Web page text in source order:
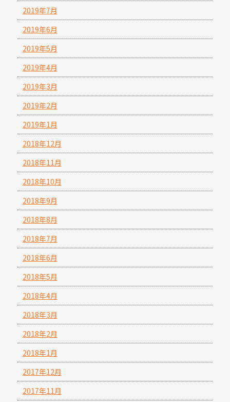
2019年7月
2019年6月
2019年5月
2019年4月
2019年3月
2019年2月
2019年1月
2018年12月
2018年11月
2018年10月
2018年9月
2018年8月
2018年7月
2018年6月
2018年5月
2018年4月
2018年3月
2018年2月
2018年1月
2017年12月
2017年11月